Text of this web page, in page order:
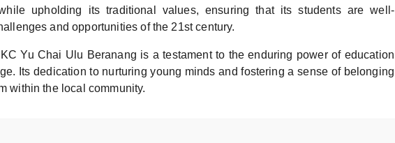
upholding its traditional values, ensuring that its students are well-
and opportunities of the 21st century.
Yu Chai Ulu Beranang is a testament to the enduring power of education
Its dedication to nurturing young minds and fostering a sense of belonging
within the local community.